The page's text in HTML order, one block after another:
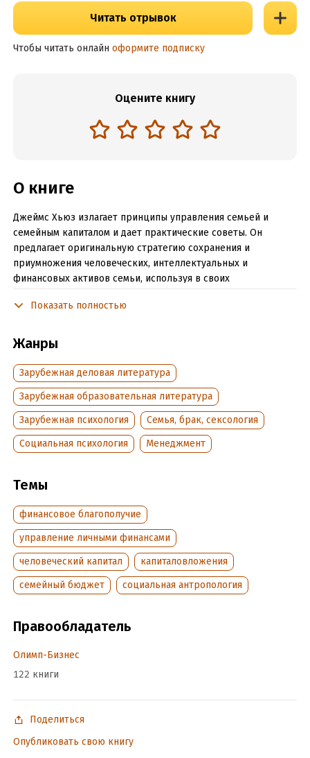
Читать отрывок
Чтобы читать онлайн оформите подписку
Оцените книгу
О книге
Джеймс Хьюз излагает принципы управления семьей и
семейным капиталом и дает практические советы. Он
предлагает оригинальную стратегию сохранения и
приумножения человеческих, интеллектуальных и
финансовых активов семьи, используя в своих
политической истории, философии, экономической теории и
консультантами, учеными и практиками – и все они
подтвердили ценность разработанных автором принципов и
методов.
Книга предназначена для юристов, экономистов, семейных
консультантов, а также всех, кто интересуется проблемой
сохранения семейных активов.
Дата написания:
Объем:406295
Год издания:2018
Дата поступления:30 декабря 2022
ISBN (EAN):9785969303843
Переводчик:Ульяна Сапцина
Показать полностью
Жанры
Зарубежная деловая литература
Зарубежная образовательная литература
Зарубежная психология
Семья, брак, сексология
Социальная психология
Менеджмент
Темы
финансовое благополучие
управление личными финансами
человеческий капитал
капиталовложения
семейный бюджет
социальная антропология
Правообладатель
Олимп-Бизнес
122 книги
Поделиться
Опубликовать свою книгу